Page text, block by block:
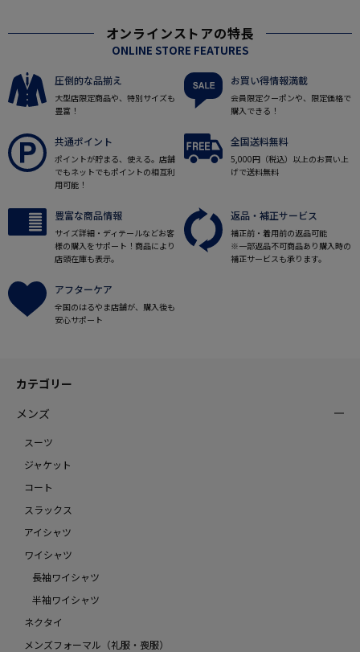
オンラインストアの特長
ONLINE STORE FEATURES
圧倒的な品揃え
大型店限定商品や、特別サイズも
豊富！
お買い得情報満載
会員限定クーポンや、限定価格で
購入できる！
共通ポイント
ポイントが貯まる、使える。店舗
でもネットでもポイントの相互利
用可能！
全国送料無料
5,000円（税込）以上のお買い上
げで送料無料
豊富な商品情報
サイズ詳細・ディテールなどお客
様の購入をサポート！商品により
店頭在庫も表示。
返品・補正サービス
補正前・着用前の返品可能
※一部返品不可商品あり購入時の
補正サービスも承ります。
アフターケア
全国のはるやま店舗が、購入後も
安心サポート
カテゴリー
メンズ
スーツ
ジャケット
コート
スラックス
アイシャツ
ワイシャツ
長袖ワイシャツ
半袖ワイシャツ
ネクタイ
メンズフォーマル（礼服・喪服）